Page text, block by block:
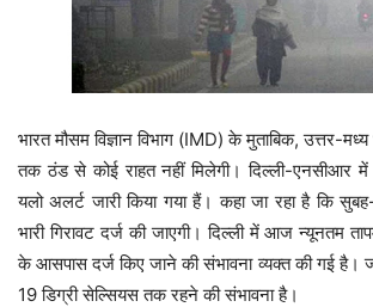
भारत मौसम विज्ञान विभाग (IMD) के मुताबिक, उत्तर-
तक ठंड से कोई राहत नहीं मिलेगी। दिल्ली-
यलो अलर्ट जारी किया गया हैं। कहा जा रहा है कि
भारी गिरावट दर्ज की जाएगी। दिल्ली में आज न्यूनतम
के आसपास दर्ज किए जाने की संभावना व्यक्त की गई है।
19 डिग्री सेल्सियस तक रहने की संभावना है।